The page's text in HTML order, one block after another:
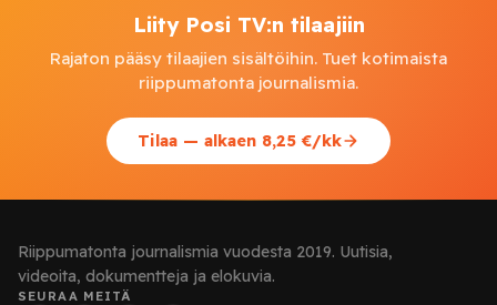
Liity Posi TV:n tilaajiin
Rajaton pääsy tilaajien sisältöihin. Tuet kotimaista
riippumatonta journalismia.
Tilaa — alkaen 8,25 €/kk
Riippumatonta journalismia vuodesta 2019. Uutisia,
videoita, dokumentteja ja elokuvia.
SEURAA MEITÄ